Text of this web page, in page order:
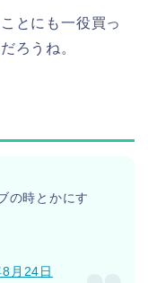
とにも一役買っ
ろうね。
の時とかにす
月24日